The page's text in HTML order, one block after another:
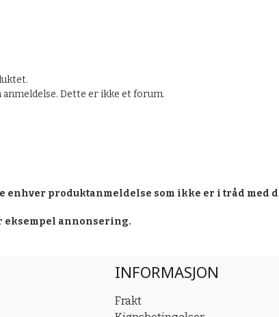
Dette er ikke et forum.
produktanmeldelse som ikke er i tråd med
eksempel annonsering.
INFORMASJON
Frakt